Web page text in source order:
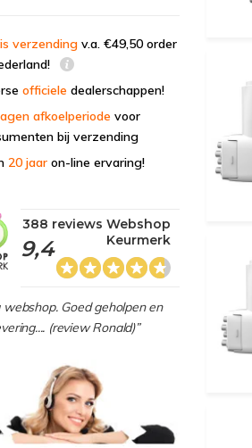
verzending v.a. €49,50 order
officiele dealerschappen!
afkoelperiode voor
bij verzending
20 jaar on-line ervaring!
9,4
388 reviews Webshop
Keurmerk
webshop. Goed geholpen en
(review Ronald)”